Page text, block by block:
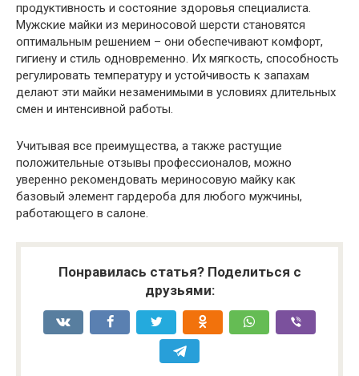
продуктивность и состояние здоровья специалиста.
Мужские майки из мериносовой шерсти становятся
оптимальным решением – они обеспечивают комфорт,
гигиену и стиль одновременно. Их мягкость, способность
регулировать температуру и устойчивость к запахам
делают эти майки незаменимыми в условиях длительных
смен и интенсивной работы.
Учитывая все преимущества, а также растущие
положительные отзывы профессионалов, можно
уверенно рекомендовать мериносовую майку как
базовый элемент гардероба для любого мужчины,
работающего в салоне.
Понравилась статья? Поделиться с
друзьями: